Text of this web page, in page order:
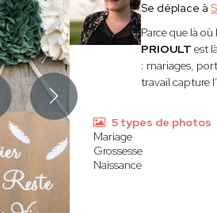
Se déplace à
Parce que là
PRIOULTest
: mariages,
travail capture
5 types de photos
Mariage
Grossesse
Naissance